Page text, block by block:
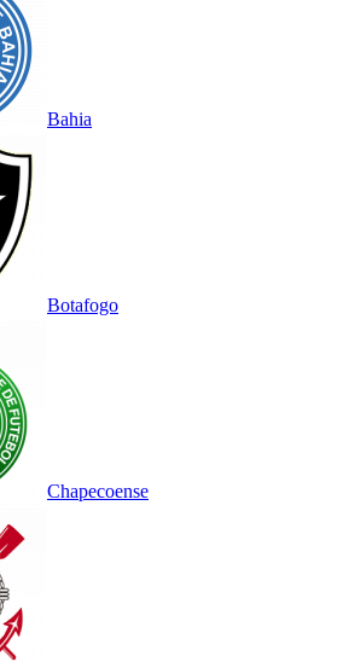
Bahia
Botafogo
Chapecoense